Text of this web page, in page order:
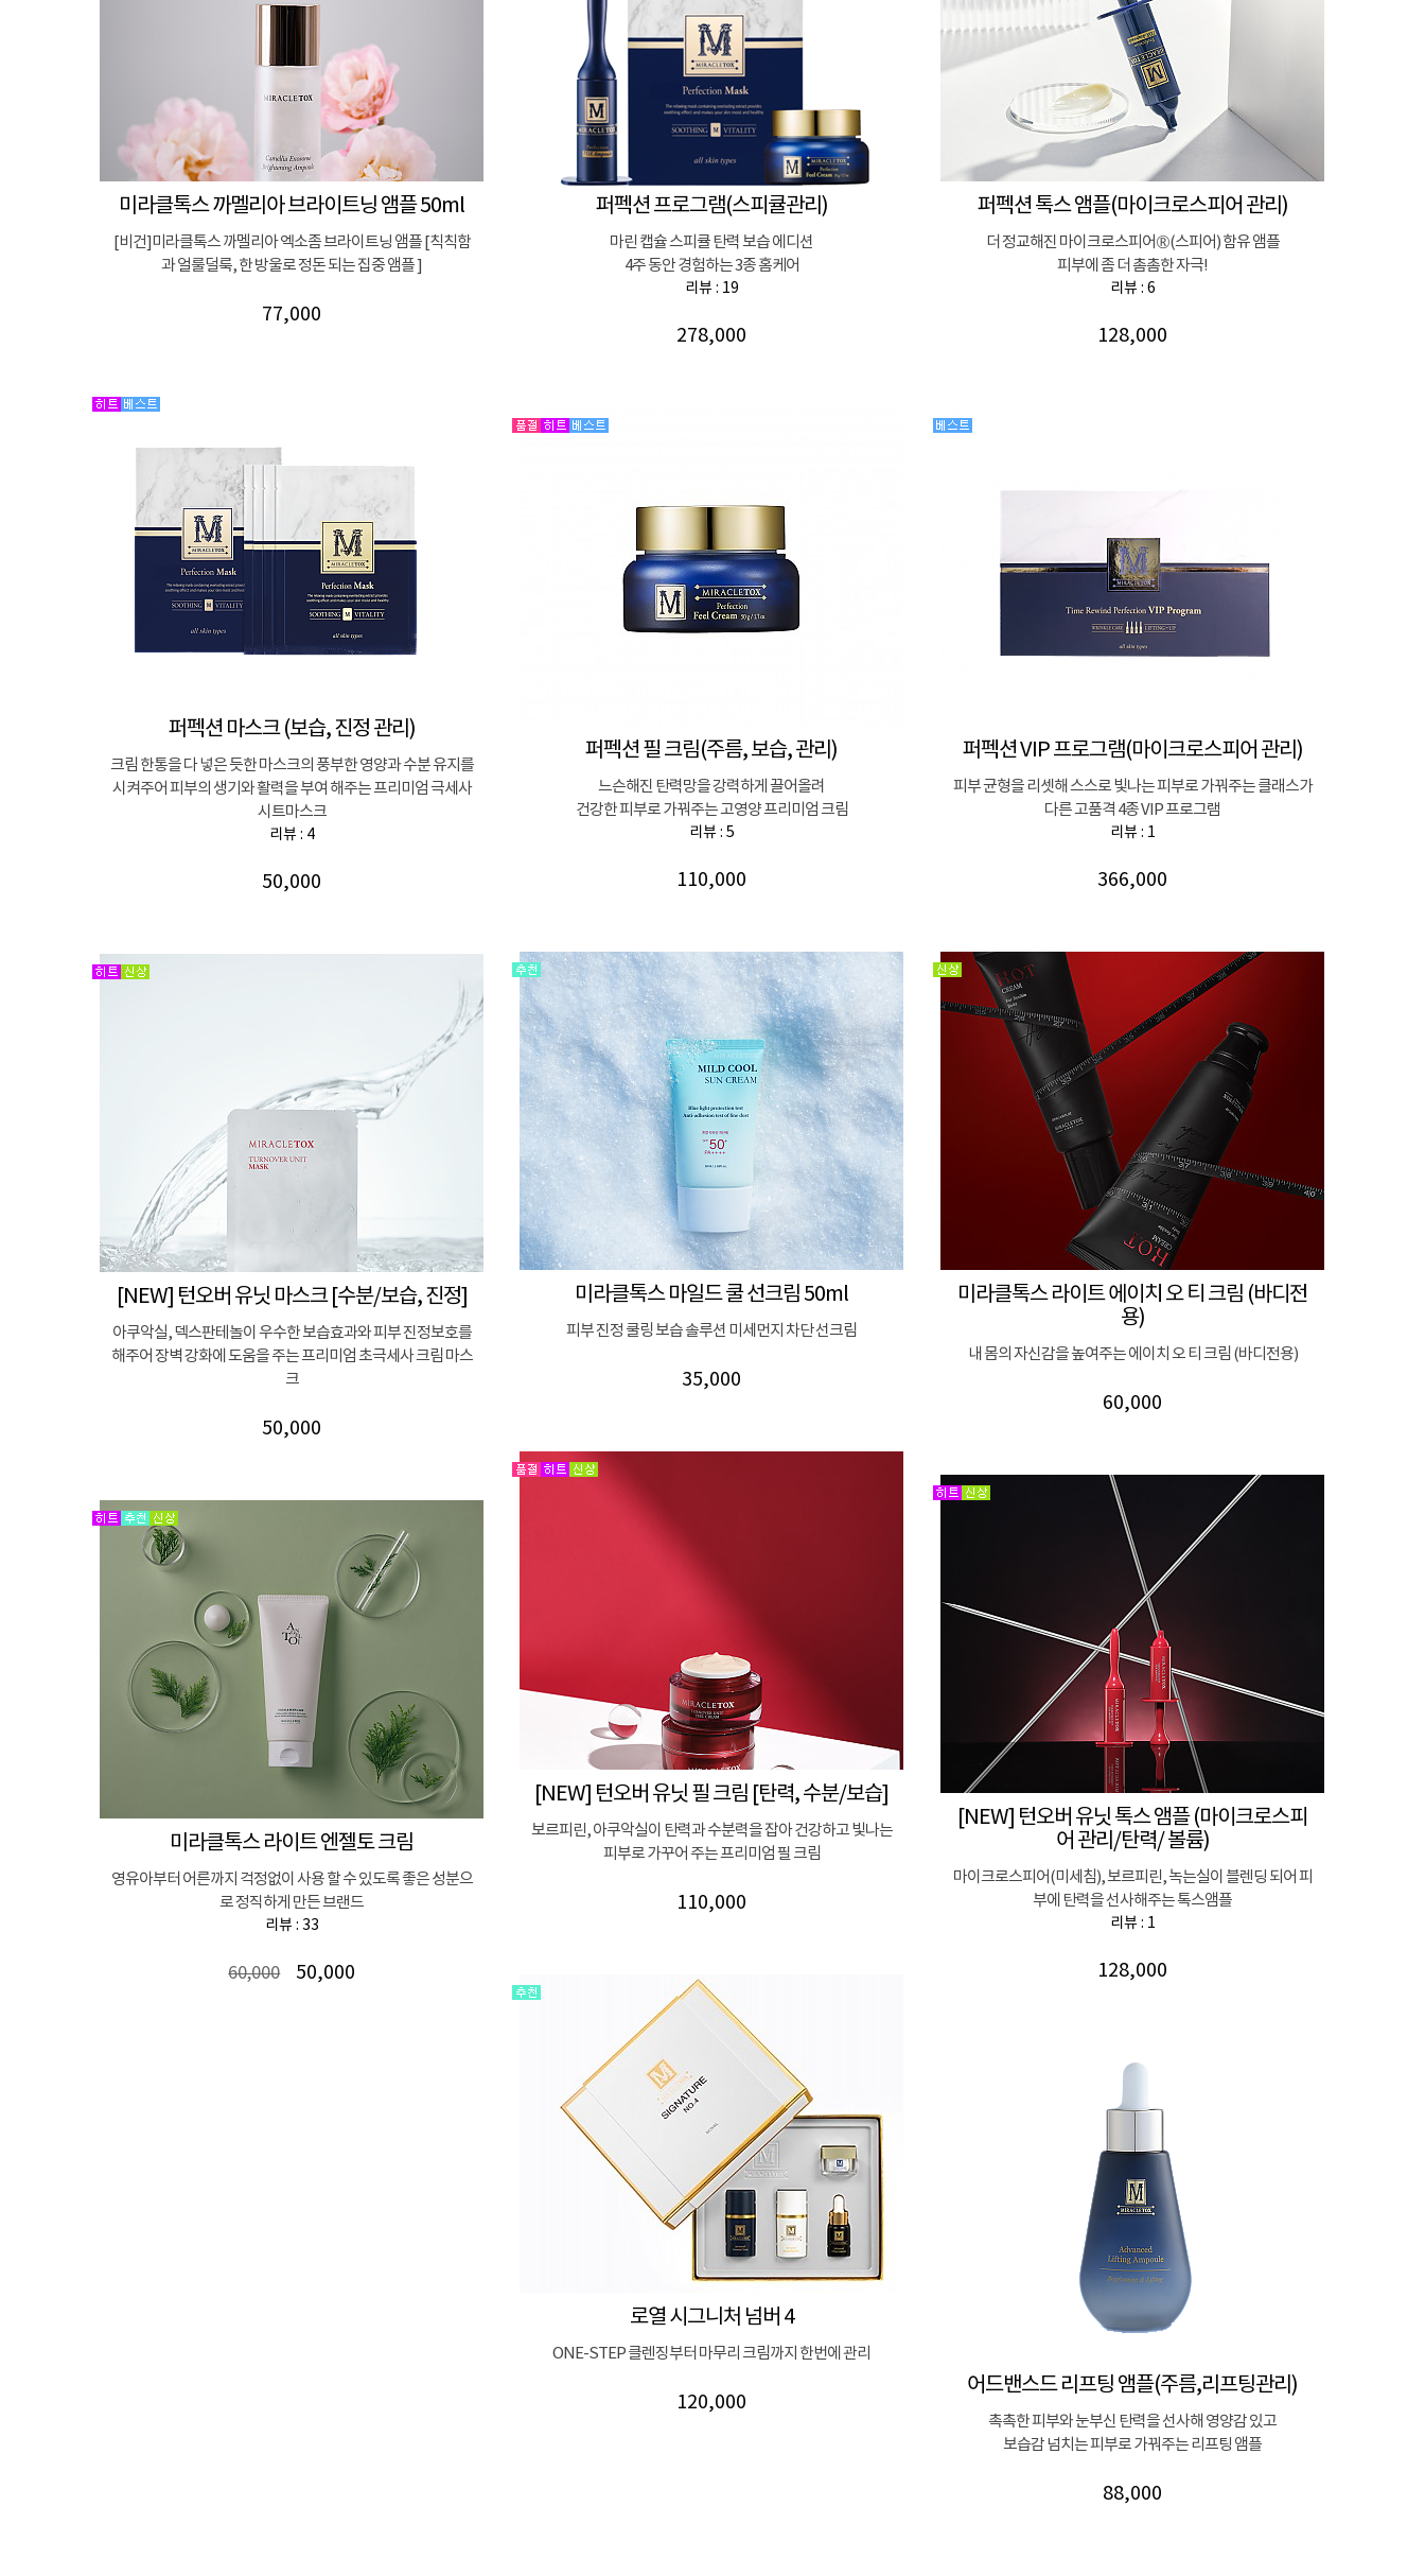
미라클톡스 까멜리아 브라이트닝 앰플 50ml
[비건]미라클톡스 까멜리아 엑소좀 브라이트닝 앰플 [칙칙함
과 얼룰덜룩, 한 방울로 정돈 되는 집중 앰플 ]
77,000
퍼펙션 프로그램(스피큘관리)
마린 캡슐 스피큘 탄력 보습 에디션
4주 동안 경험하는 3종 홈케어
리뷰 : 19
278,000
퍼펙션 톡스 앰플(마이크로스피어 관리)
더 정교해진 마이크로스피어®(스피어) 함유 앰플
피부에 좀 더 촘촘한 자극!
리뷰 : 6
128,000
퍼펙션 마스크 (보습, 진정 관리)
크림 한통을 다 넣은 듯한 마스크의 풍부한 영양과 수분 유지를
시켜주어 피부의 생기와 활력을 부여 해주는 프리미엄 극세사
시트마스크
리뷰 : 4
50,000
퍼펙션 필 크림(주름, 보습, 관리)
느슨해진 탄력망을 강력하게 끌어올려
건강한 피부로 가꿔주는 고영양 프리미엄 크림
리뷰 : 5
110,000
퍼펙션 VIP 프로그램(마이크로스피어 관리)
피부 균형을 리셋해 스스로 빛나는 피부로 가꿔주는 클래스가
다른 고품격 4종 VIP 프로그램
리뷰 : 1
366,000
미라클톡스 마일드 쿨 선크림 50ml
피부 진정 쿨링 보습 솔루션 미세먼지 차단 선크림
35,000
미라클톡스 라이트 에이치 오 티 크림 (바디전
용)
내 몸의 자신감을 높여주는 에이치 오 티 크림 (바디전용)
60,000
[NEW] 턴오버 유닛 마스크 [수분/보습, 진정]
아쿠악실, 덱스판테놀이 우수한 보습효과와 피부 진정보호를
해주어 장벽 강화에 도움을 주는 프리미엄 초극세사 크림 마스
크
50,000
[NEW] 턴오버 유닛 필 크림 [탄력, 수분/보습]
보르피린, 아쿠악실이 탄력과 수분력을 잡아 건강하고 빛나는
피부로 가꾸어 주는 프리미엄 필 크림
110,000
[NEW] 턴오버 유닛 톡스 앰플 (마이크로스피
어 관리/탄력/ 볼륨)
마이크로스피어(미세침), 보르피린, 녹는실이 블렌딩 되어 피
부에 탄력을 선사해주는 톡스앰플
리뷰 : 1
128,000
미라클톡스 라이트 엔젤토 크림
영유아부터 어른까지 걱정없이 사용 할 수 있도록 좋은 성분으
로 정직하게 만든 브랜드
리뷰 : 33
60,000 50,000
로열 시그니처 넘버 4
ONE-STEP 클렌징부터 마무리 크림까지 한번에 관리
120,000
어드밴스드 리프팅 앰플(주름,리프팅관리)
촉촉한 피부와 눈부신 탄력을 선사해 영양감 있고
보습감 넘치는 피부로 가꿔주는 리프팅 앰플
88,000